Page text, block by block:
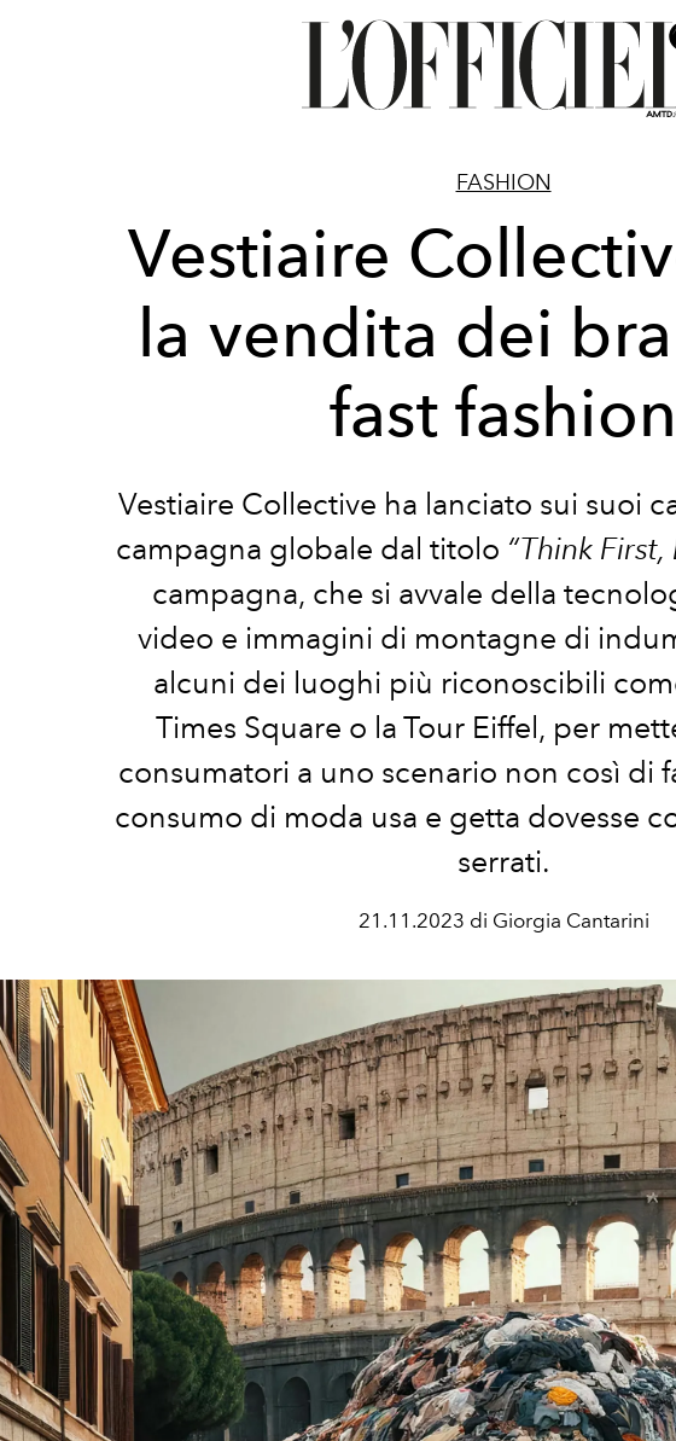
FASHION
Vestiaire
la vendita dei
fast fashion
Vestiaire Collective ha lanciato sui suoi
campagna globale dal titolo “Think
campagna, che si avvale della
video e immagini di montagne di
alcuni dei luoghi più riconoscibili
Times Square o la Tour Eiffel, per
consumatori a uno scenario non così di
consumo di moda usa e getta dovesse
serrati.
21.11.2023 di Giorgia Cantarini